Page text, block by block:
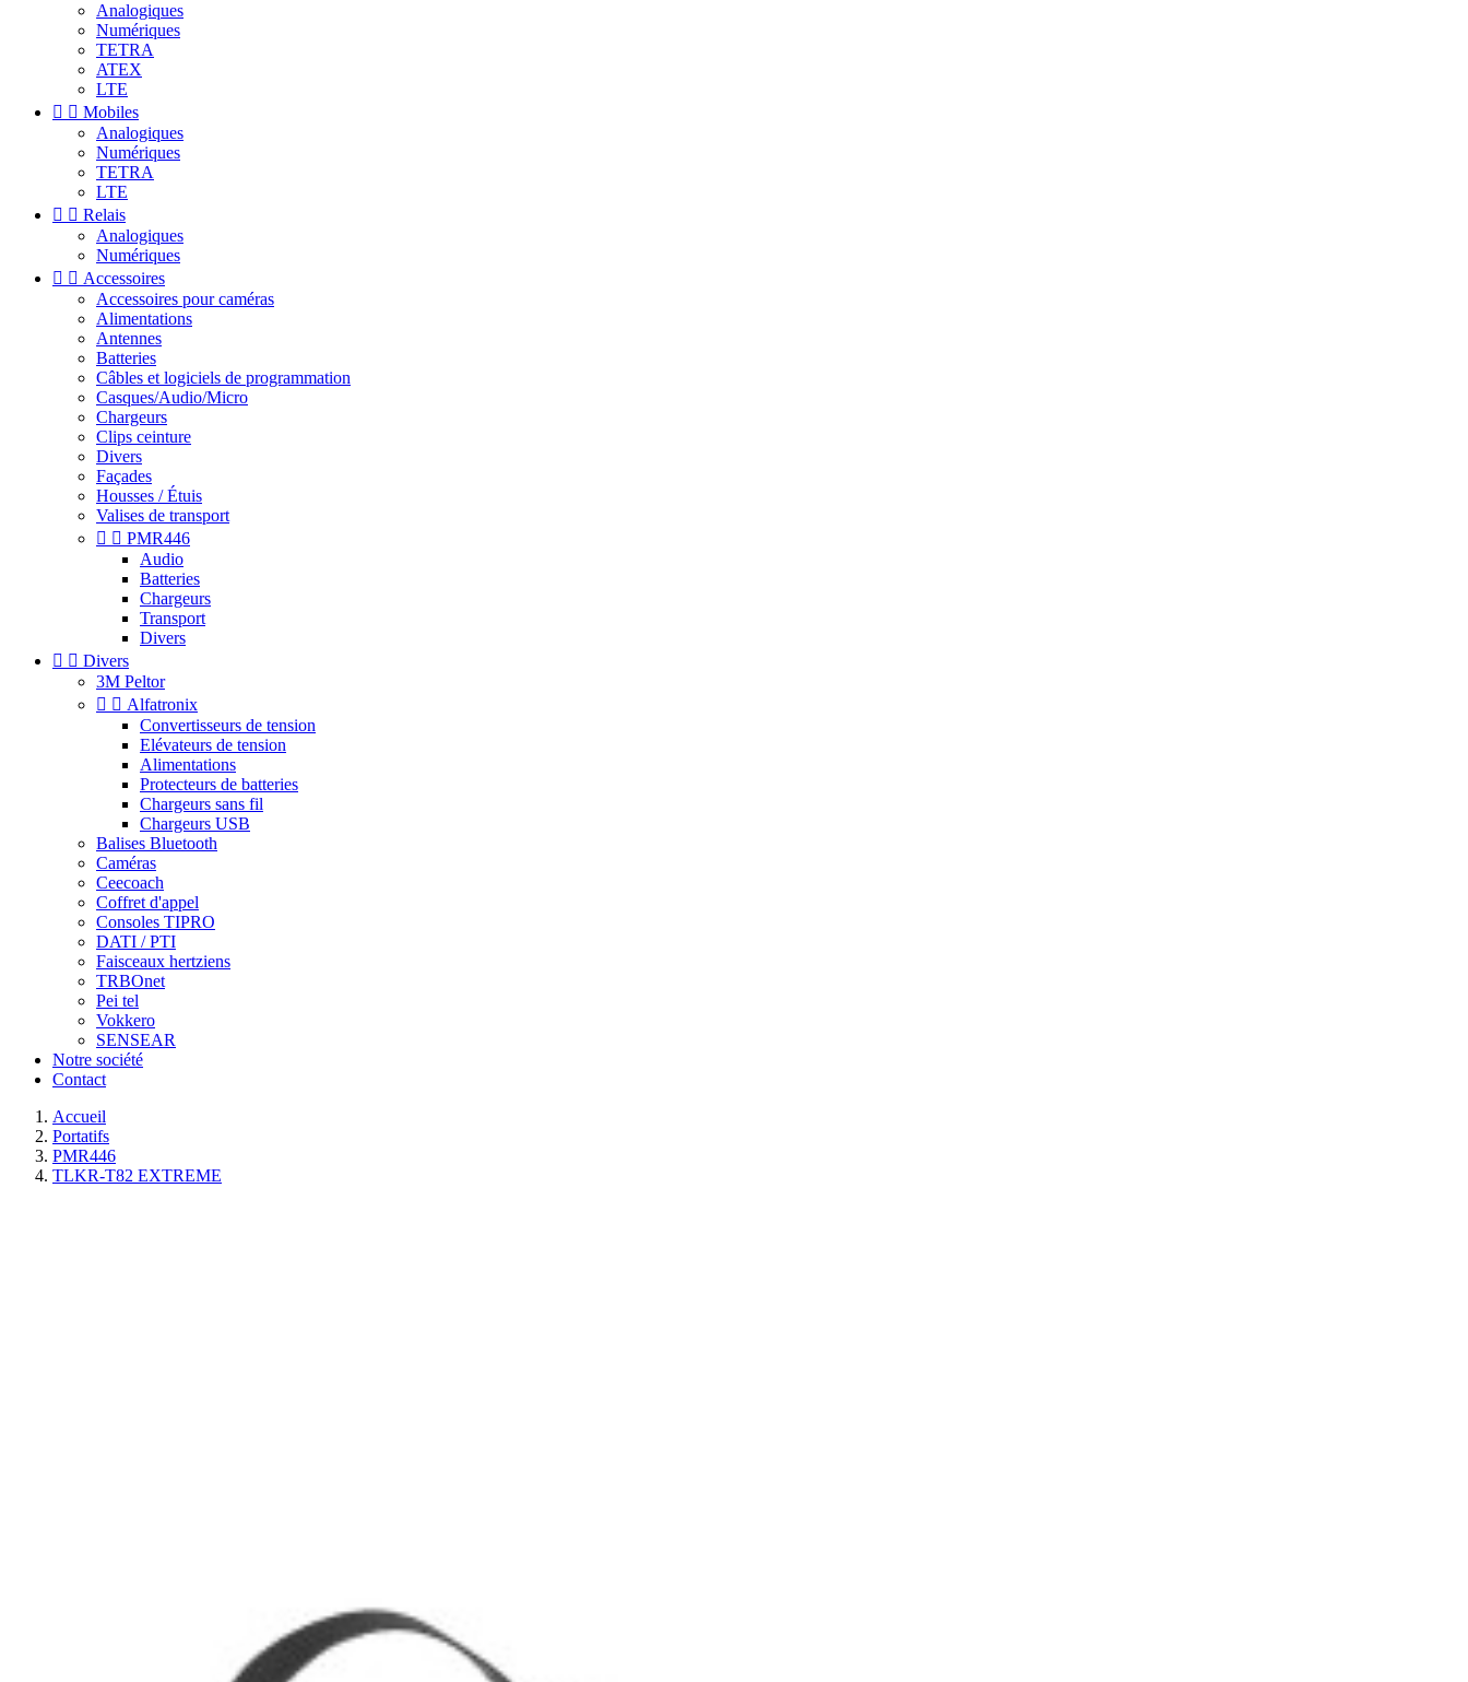
Analogiques
Numériques
TETRA
ATEX
LTE
  Mobiles
Analogiques
Numériques
TETRA
LTE
  Relais
Analogiques
Numériques
  Accessoires
Accessoires pour caméras
Alimentations
Antennes
Batteries
Câbles et logiciels de programmation
Casques/Audio/Micro
Chargeurs
Clips ceinture
Divers
Façades
Housses / Étuis
Valises de transport
  PMR446
Audio
Batteries
Chargeurs
Transport
Divers
  Divers
3M Peltor
  Alfatronix
Convertisseurs de tension
Elévateurs de tension
Alimentations
Protecteurs de batteries
Chargeurs sans fil
Chargeurs USB
Balises Bluetooth
Caméras
Ceecoach
Coffret d'appel
Consoles TIPRO
DATI / PTI
Faisceaux hertziens
TRBOnet
Pei tel
Vokkero
SENSEAR
Notre société
Contact
Accueil
Portatifs
PMR446
TLKR-T82 EXTREME